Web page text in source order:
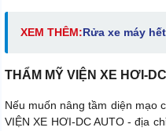
XEM THÊM:Rửa xe máy
THẨM MỸ VIỆN XE HƠI-
Nếu muốn nâng tầm diện mạo
VIỆN XE HƠI-DC AUTO - địa